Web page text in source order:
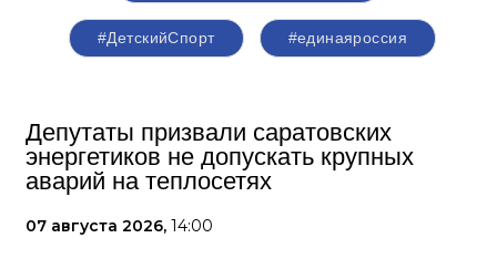
#ДетскийСпорт #единаяроссия
Депутаты призвали саратовских
энергетиков не допускать крупных
аварий на теплосетях
07 августа 2026, 14:00